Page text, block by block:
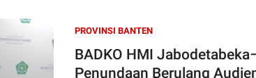
PROVINSI BANTEN
BADKO HMI
Penundaan Berulang